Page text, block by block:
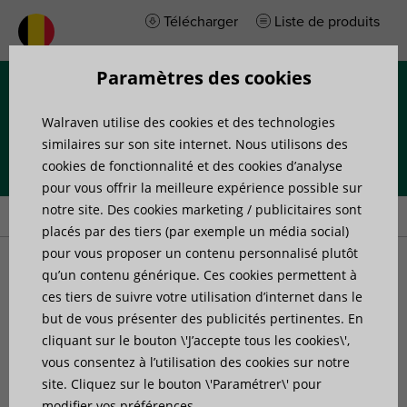
Télécharger Liste de produits
Accueil»Produits» Solutions toits terrasses
Solutions toits terrasses
Notre sélection de solutions d’installation sur toiture
comprend tout ce dont vous avez besoin pour soutenir les
installations mécaniques et électriques, des petits
climatiseurs aux tuyaux, chemins de câbles, conduits et
Paramètres des cookies
Walraven utilise des cookies et des technologies
similaires sur son site internet. Nous utilisons des
cookies de fonctionnalité et des cookies d’analyse
pour vous offrir la meilleure expérience possible sur
notre site. Des cookies marketing / publicitaires sont
placés par des tiers (par exemple un média social)
pour vous proposer un contenu personnalisé plutôt
qu’un contenu générique. Ces cookies permettent à
ces tiers de suivre votre utilisation d’internet dans le
but de vous présenter des publicités pertinentes. En
cliquant sur le bouton \'J’accepte tous les cookies\',
vous consentez à l’utilisation des cookies sur notre
site. Cliquez sur le bouton \'Paramétrer\' pour